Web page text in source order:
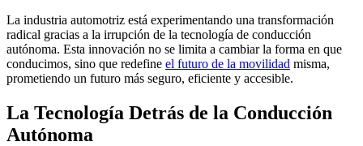
La industria automotriz está experimentando una transformación
radical gracias a la irrupción de la tecnología de conducción
autónoma. Esta innovación no se limita a cambiar la forma en que
conducimos, sino que redefine el futuro de la movilidad misma,
prometiendo un futuro más seguro, eficiente y accesible.
La Tecnología Detrás de la Conducción
Autónoma